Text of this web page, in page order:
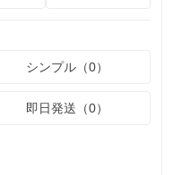
シンプル（0）
即日発送（0）